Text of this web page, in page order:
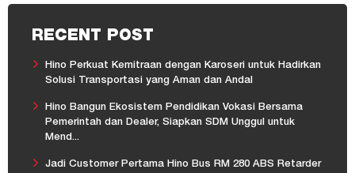
RECENT POST
Hino Perkuat Kemitraan dengan Karoseri untuk Hadirkan
Solusi Transportasi yang Aman dan Andal
Hino Bangun Ekosistem Pendidikan Vokasi Bersama
Pemerintah dan Dealer, Siapkan SDM Unggul untuk
Mend...
Jadi Customer Pertama Hino Bus RM 280 ABS Retarder